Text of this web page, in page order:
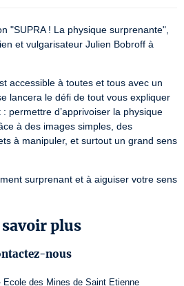
"SUPRA ! La physique surprenante",
et vulgarisateur Julien Bobroff à
accessible à toutes et tous avec un
lancera le défi de tout vous expliquer
permettre d’apprivoiser la physique
à des images simples, des
à manipuler, et surtout un grand sens
surprenant et à aiguiser votre sens
plus
nous
Ecole des Mines de Saint Etienne